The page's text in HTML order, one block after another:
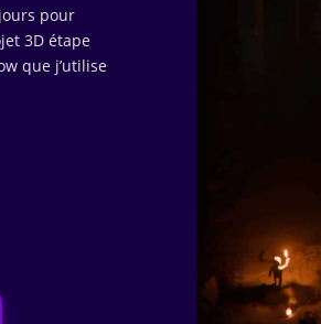
pour
3D étape
que j’utilise